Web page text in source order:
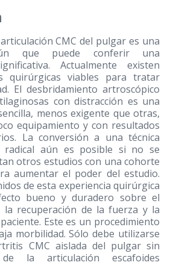
CMC del pulgar es una
que puede conferir una
Actualmente existen
quirúrgicas viables para tratar
El desbridamiento artroscópico
con distracción es una
menos exigente que otras,
equipamiento y con resultados
La conversión a una técnica
radical aún es posible si no se
otros estudios con una cohorte
aumentar el poder del estudio.
de esta experiencia quirúrgica
bueno y duradero sobre el
la recuperación de la fuerza y la
Este es un procedimiento
morbilidad. Sólo debe utilizarse
CMC aislada del pulgar sin
de la articulación escafoides